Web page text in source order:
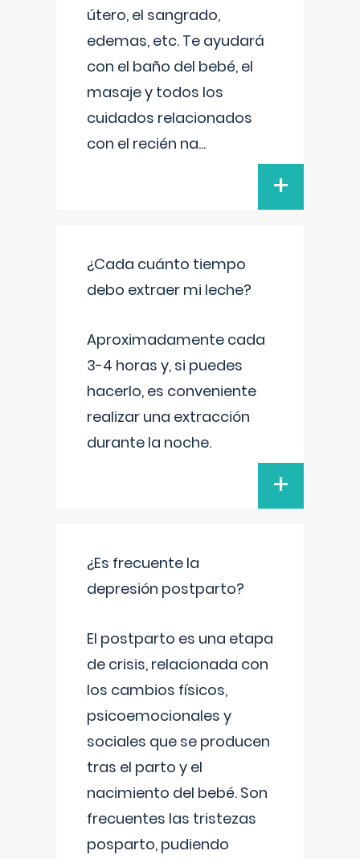
útero, el sangrado,
edemas, etc. Te ayudará
con el baño del bebé, el
masaje y todos los
cuidados relacionados
con el recién na...
+
¿Cada cuánto tiempo
debo extraer mi leche?
Aproximadamente cada
3-4 horas y, si puedes
hacerlo, es conveniente
realizar una extracción
durante la noche.
+
¿Es frecuente la
depresión postparto?
El postparto es una etapa
de crisis, relacionada con
los cambios físicos,
psicoemocionales y
sociales que se producen
tras el parto y el
nacimiento del bebé. Son
frecuentes las tristezas
posparto, pudiendo